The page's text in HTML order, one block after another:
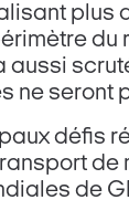
plus
du
aussi
ne seront
défis
de
de